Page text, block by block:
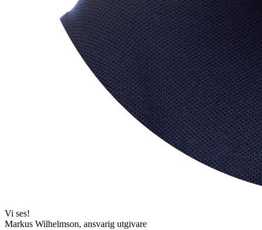
Vi ses!
Markus Wilhelmson, ansvarig utgivare